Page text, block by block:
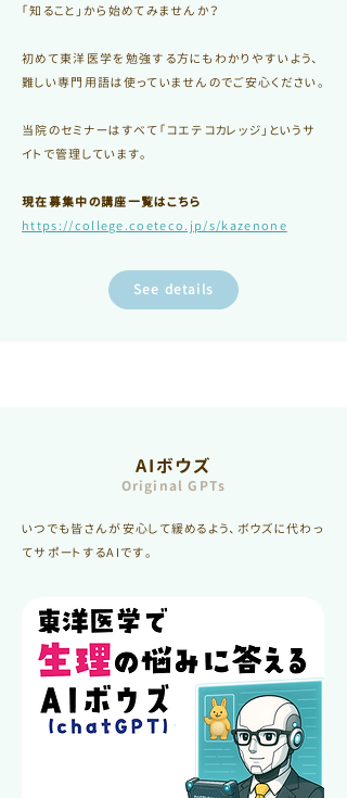
「知ること」から始めてみませんか？
初めて東洋医学を勉強する方にもわかりやすいよう、
難しい専門用語は使っていませんのでご安心ください。
当院のセミナーはすべて「コエテコカレッジ」というサ
イトで管理しています。
現在募集中の講座一覧はこちら
https://college.coeteco.jp/s/kazenone
See details
AIボウズ
Original GPTs
いつでも皆さんが安心して緩めるよう、 ボウズに代わっ
てサポートするAIです。